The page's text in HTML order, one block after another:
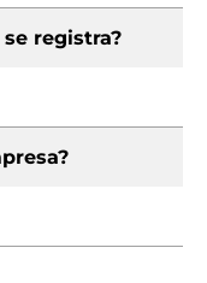
registra?